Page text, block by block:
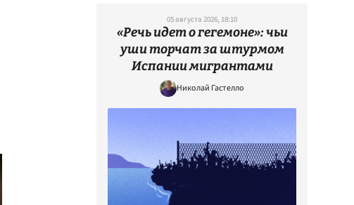
05 августа 2026, 18:10
«Речь идет о гегемоне»: чьи
уши торчат за штурмом
Испании мигрантами
Николай Гастелло